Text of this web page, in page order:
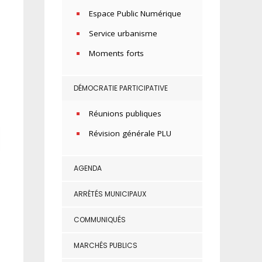
Espace Public Numérique
Service urbanisme
Moments forts
DÉMOCRATIE PARTICIPATIVE
Réunions publiques
Révision générale PLU
AGENDA
ARRÊTÉS MUNICIPAUX
COMMUNIQUÉS
MARCHÉS PUBLICS